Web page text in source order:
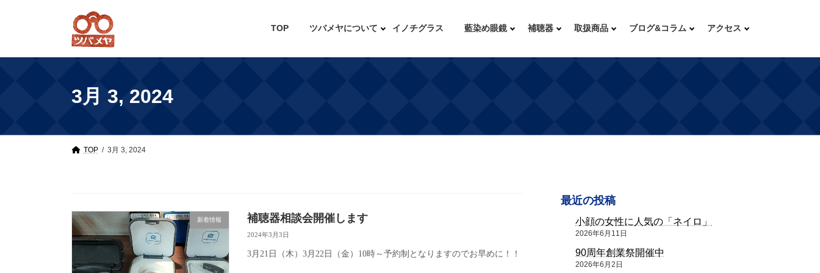
TOP ツバメヤについて イノチグラス 藍染め眼鏡 補聴器 取扱商品 ブログ&コラム アクセス
3月 3, 2024
TOP 3月 3, 2024
新着情報 補聴器相談会開催します
2024年3月3日
3月21日（木）3月22日（金）10時～予約制となりますのでお早めに！！
最近の投稿
小顔の女性に人気の「ネイロ」
2026年6月11日
90周年創業祭開催中
2026年6月2日